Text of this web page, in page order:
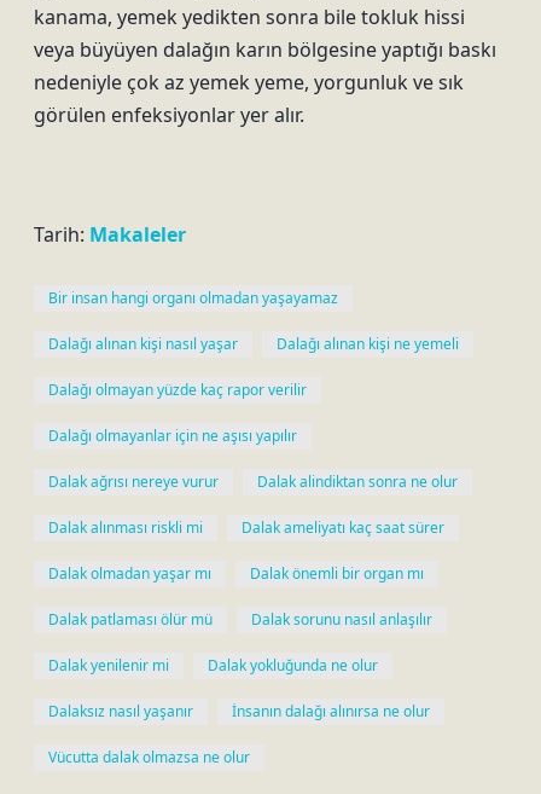
kanama, yemek yedikten sonra bile tokluk hissi
veya büyüyen dalağın karın bölgesine yaptığı baskı
nedeniyle çok az yemek yeme, yorgunluk ve sık
görülen enfeksiyonlar yer alır.
Tarih: Makaleler
Bir insan hangi organı olmadan yaşayamaz
Dalağı alınan kişi nasıl yaşar Dalağı alınan kişi ne yemeli
Dalağı olmayan yüzde kaç rapor verilir
Dalağı olmayanlar için ne aşısı yapılır
Dalak ağrısı nereye vurur Dalak alindiktan sonra ne olur
Dalak alınması riskli mi Dalak ameliyatı kaç saat sürer
Dalak olmadan yaşar mı Dalak önemli bir organ mı
Dalak patlaması ölür mü Dalak sorunu nasıl anlaşılır
Dalak yenilenir mi Dalak yokluğunda ne olur
Dalaksız nasıl yaşanır İnsanın dalağı alınırsa ne olur
Vücutta dalak olmazsa ne olur